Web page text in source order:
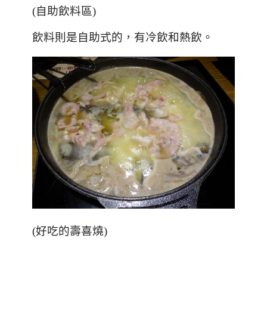
(自助飲料區)
飲料則是自助式的，有冷飲和熱飲。
(好吃的壽喜燒)